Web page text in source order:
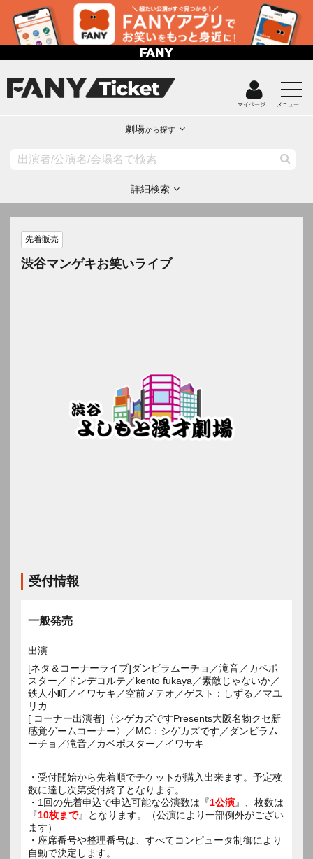
マイページ メニュー
劇場から探す
詳細検索
先着販売
渋谷マンゲキお笑いライブ
受付情報
一般発売
出演
[ネタ＆コーナーライブ]ダンビラムーチョ／滝音／カベポ
スター／ドンデコルテ／kento fukaya／素敵じゃないか／
鉄人小町／イワサキ／空前メテオ／ゲスト：しずる／マユ
リカ
[ コーナー出演者]〈シゲカズですPresents大阪名物クセ新
感覚ゲームコーナー〉／MC：シゲカズです／ダンビラム
ーチョ／滝音／カベポスター／イワサキ
・受付開始から先着順でチケットが購入出来ます。予定枚
数に達し次第受付終了となります。
・1回の先着申込で申込可能な公演数は『1公演』、枚数は
『10枚まで』となります。（公演により一部例外がござい
ます）
・座席番号や整理番号は、すべてコンピュータ制御により
自動で決定します。